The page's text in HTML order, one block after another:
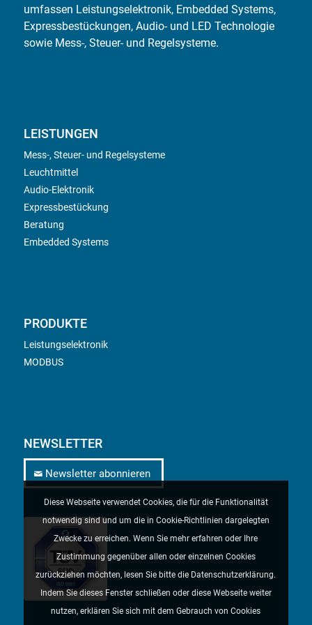
umfassen Leistungselektronik, Embedded Systems,
Expressbestückungen, Audio- und LED Technologie
sowie Mess-, Steuer- und Regelsysteme.
LEISTUNGEN
Mess-, Steuer- und Regelsysteme
Leuchtmittel
Audio-Elektronik
Expressbestückung
Beratung
Embedded Systems
PRODUKTE
Leistungselektronik
MODBUS
NEWSLETTER
Newsletter abonnieren
Diese Webseite verwendet Cookies, die für die Funktionalität
notwendig sind und um die in Cookie-Richtlinien dargelegten
Zwecke zu erreichen. Wenn Sie mehr erfahren oder Ihre
Zustimmung gegenüber allen oder einzelnen Cookies
zurückziehen möchten, lesen Sie bitte die Datenschutzerklärung.
Indem Sie dieses Fenster schließen oder diese Webseite weiter
nutzen, erklären Sie sich mit dem Gebrauch von Cookies